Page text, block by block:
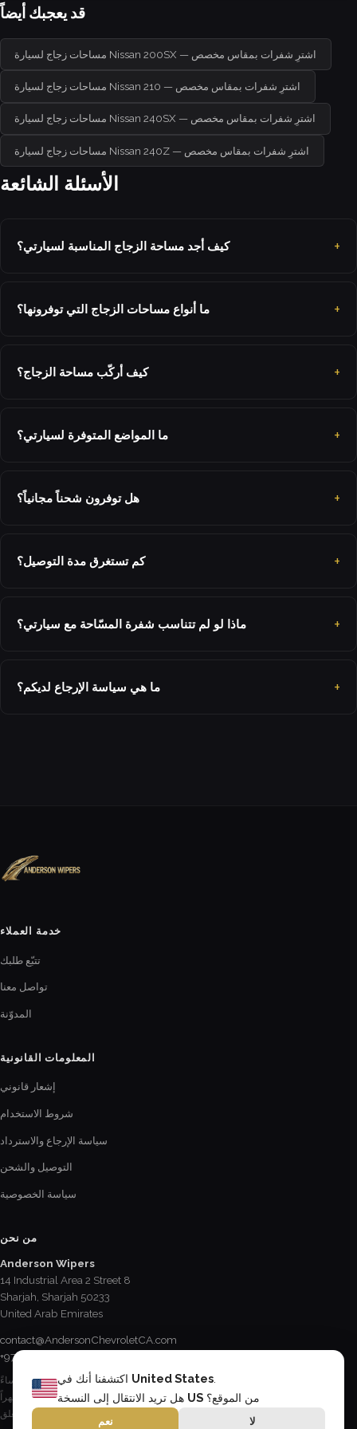
United States
US من الموقع؟
نعم لا
قد يعجبك أيضاً
مساحات زجاج لسيارة Nissan 200SX — اشترِ شفرات بمقاس مخصص
مساحات زجاج لسيارة Nissan 210 — اشترِ شفرات بمقاس مخصص
مساحات زجاج لسيارة Nissan 240SX — اشترِ شفرات بمقاس مخصص
مساحات زجاج لسيارة Nissan 240Z — اشترِ شفرات بمقاس مخصص
الأسئلة الشائعة
كيف أجد مساحة الزجاج المناسبة لسيارتي؟
ما أنواع مساحات الزجاج التي توفرونها؟
كيف أركّب مساحة الزجاج؟
ما المواضع المتوفرة لسيارتي؟
هل توفرون شحناً مجانياً؟
كم تستغرق مدة التوصيل؟
ماذا لو لم تتناسب شفرة المسّاحة مع سيارتي؟
ما هي سياسة الإرجاع لديكم؟
خدمة العملاء
تتبّع طلبك
تواصل معنا
المدوّنة
المعلومات القانونية
إشعار قانوني
شروط الاستخدام
سياسة الإرجاع والاسترداد
التوصيل والشحن
سياسة الخصوصية
من نحن
Anderson Wipers
14 Industrial Area 2 Street 8
Sharjah, Sharjah 50233
United Arab Emirates
contact@AndersonChevroletCA.com
+971 6 534 2178
الإثنين - الجمعة / 8:15 صباحاً - 5 مساءً
السبت / 8:30 صباحاً - 12:30 ظهراً
الأحد & العطل الرسمية / مغلق